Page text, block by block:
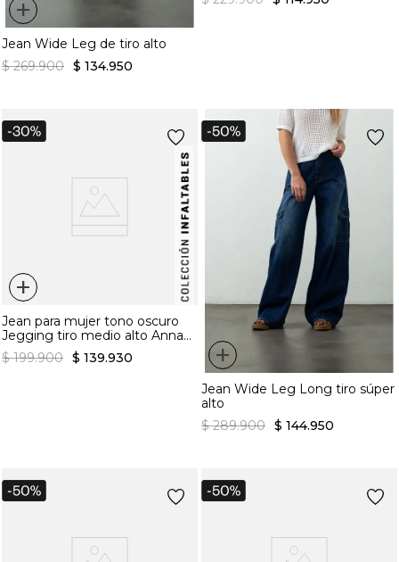
+
Jean Wide Leg de tiro alto
$ 269.900 $ 134.950
+
Jean para mujer tono oscuro
Jegging tiro medio alto Anna
infaltable
$ 199.900 $ 139.930 +
Jean Wide Leg Long tiro súper
alto
$ 289.900 $ 144.950